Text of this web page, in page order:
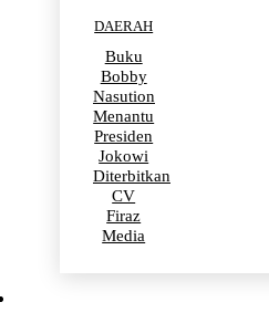
DAERAH
Buku
Bobby
Nasution
Menantu
Presiden
Jokowi
Diterbitkan
CV
Firaz
Media